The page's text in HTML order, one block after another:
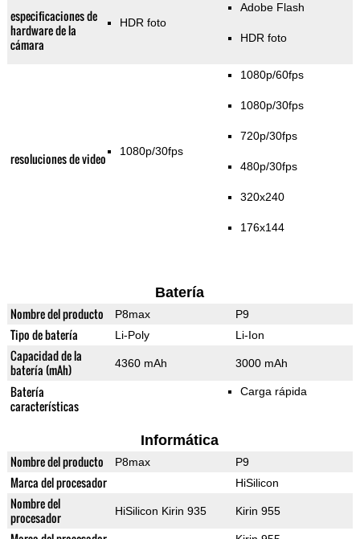
especificaciones de
hardware de la
cámara
HDR foto
Adobe Flash
HDR foto
resoluciones de video 1080p/30fps
1080p/60fps
1080p/30fps
720p/30fps
480p/30fps
320x240
176x144
Batería
Nombre del producto P8max P9
Tipo de batería Li-Poly Li-Ion
Capacidad de la
batería (mAh)
4360 mAh 3000 mAh
Batería
características
Carga rápida
Informática
Nombre del producto P8max P9
Marca del procesador HiSilicon
Nombre del
procesador
HiSilicon Kirin 935 Kirin 955